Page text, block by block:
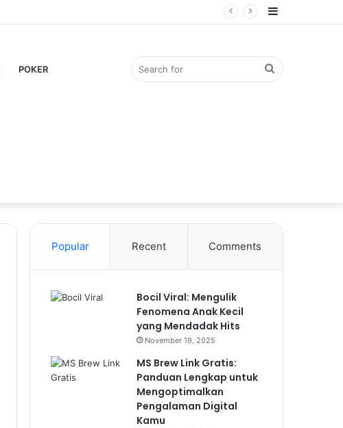
Sidebar
POKER Search
Popular Recent Comments
Bocil Viral: Mengulik
Fenomena Anak Kecil
yang Mendadak Hits
November 19, 2025
MS Brew Link Gratis:
Panduan Lengkap untuk
Mengoptimalkan
Pengalaman Digital
Kamu